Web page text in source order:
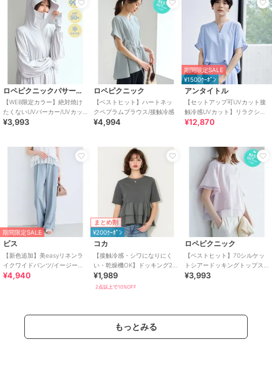
ロペピクニックパサージュ
【WEB限定カラー】絶対焼け
たくないUVパーカー/UVカッ
ト・接触冷感
¥3,993
ロペピクニック
【ベストヒット】ハートネッ
クペプラムブラウス/接触冷感
¥4,994
期間限定SALE
¥1500ｸｰﾎﾟﾝ
アンタイトル
【セットアップ可UVカット接
触冷感UVカット】リラクシー
キーVネックブラウス
¥12,870
期間限定SALE
ビス
【新色追加】美easyリネンラ
イクワイドパンツ/イージーケ
ア・接触冷感・セットアップ
¥4,940
まとめ割
¥200ｸｰﾎﾟﾝ
コカ
【接触冷感・シワになりにく
い・乾燥機OK】ドッキング2
段フリルTシャツ 全2色
¥1,989
2点以上で10%OFF
ロペピクニック
【ベストヒット】70シルケッ
トシアードッキングトップス/
着丈が選べる・UVカット・接
¥3,993
もっとみる